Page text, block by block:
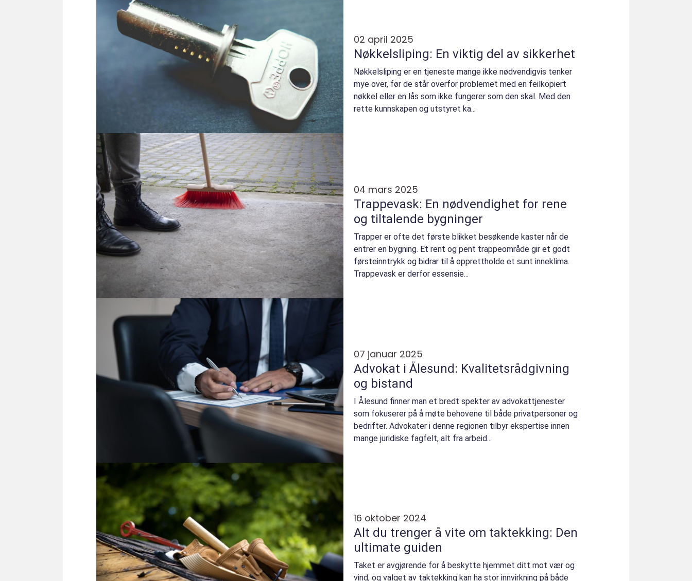
02 april 2025
Nøkkelsliping: En viktig del av sikkerhet
Nøkkelsliping er en tjeneste mange ikke nødvendigvis tenker
mye over, før de står overfor problemet med en feilkopiert
nøkkel eller en lås som ikke fungerer som den skal. Med den
rette kunnskapen og utstyret ka...
04 mars 2025
Trappevask: En nødvendighet for rene
og tiltalende bygninger
Trapper er ofte det første blikket besøkende kaster når de
entrer en bygning. Et rent og pent trappeområde gir et godt
førsteinntrykk og bidrar til å opprettholde et sunt inneklima.
Trappevask er derfor essensie...
07 januar 2025
Advokat i Ålesund: Kvalitetsrådgivning
og bistand
I Ålesund finner man et bredt spekter av advokattjenester
som fokuserer på å møte behovene til både privatpersoner og
bedrifter. Advokater i denne regionen tilbyr ekspertise innen
mange juridiske fagfelt, alt fra arbeid...
16 oktober 2024
Alt du trenger å vite om taktekking: Den
ultimate guiden
Taket er avgjørende for å beskytte hjemmet ditt mot vær og
vind, og valget av taktekking kan ha stor innvirkning på både